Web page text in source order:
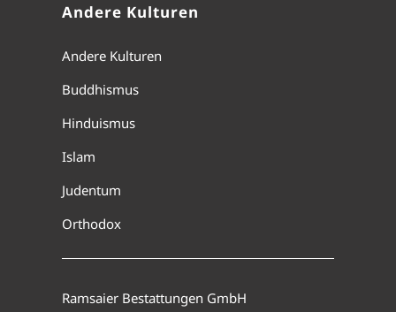
Andere Kulturen
Andere Kulturen
Buddhismus
Hinduismus
Islam
Judentum
Orthodox
Ramsaier Bestattungen GmbH